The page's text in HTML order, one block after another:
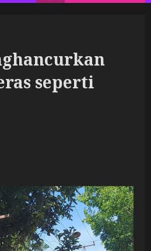
seperti